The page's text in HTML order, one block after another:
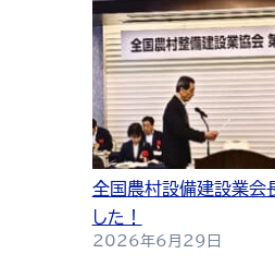
全国農村設備建設業会
した！
2026年6月29日